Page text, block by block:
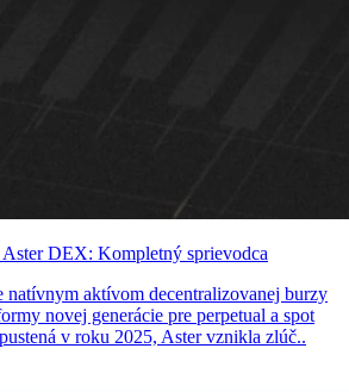
DEX: Kompletný sprievodca
natívnym aktívom decentralizovanej burzy
novej generácie pre perpetual a spot
v roku 2025, Aster vznikla zlúč..